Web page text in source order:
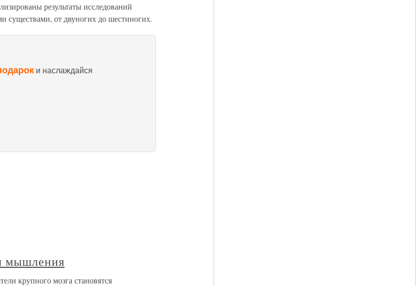
результаты исследований
существами, от двуногих до шестиногих.
и наслаждайся
мышления
крупного мозга становятся